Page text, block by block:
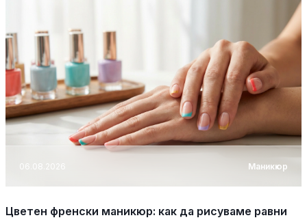
06.08.2026 Маникюр
Цветен френски маникюр: как да рисуваме равни